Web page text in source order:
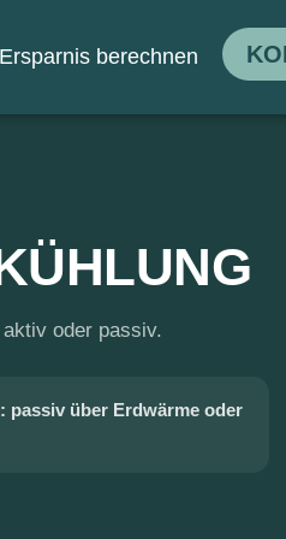
Ersparnis berechnen
oder passiv.
passiv über Erdwärme oder